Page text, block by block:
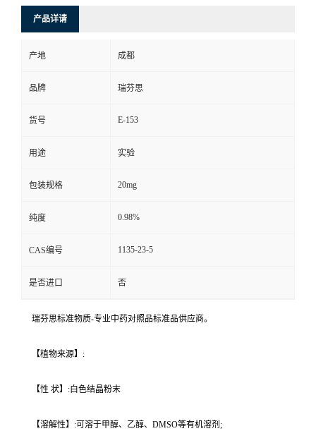
式
产品详请
产地 成都
品牌 瑞芬思
货号 E-153
用途 实验
包装规格 20mg
纯度 0.98%
CAS编号 1135-23-5
是否进口 否
瑞芬思标准物质-专业中药对照品标准品供应商。
【植物来源】:
【性 状】:白色结晶粉末
【溶解性】:可溶于甲醇、乙醇、DMSO等有机溶剂;